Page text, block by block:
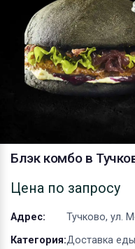
Блэк комбов
Цена по запросу
Адрес: Тучково, ул.
Категория:Доставка
Личные вещи
Одежда и обувь
Электроника
Все для дома
Животные